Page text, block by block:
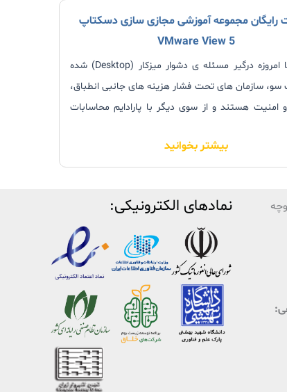
رایگان مجموعه آموزشی مجازی سازی دسکتاپ
VMware View 5
شرکت ها امروزه درگیر مسئله ی دشوار میزکار (Desktop) شده
سو، سازمان های تحت فشار هزینه های جانبی انطباق،
امنیت هستند و از سوی دیگر با پارادایم محاسابات
تنها بسیار پرهزینه می باشد، بلکه مانع از پاسخ دهی
سریع کامپیوترها در یک تجارت پویا می شود. نرم افزار VMware
های راه اندازی خود را به سازمان برگرداند.
بیشتر بخوانید
نمادهای الکترونیکی: